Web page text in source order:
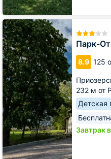
Парк-
8.9 125
232 м от
Детская
Завтрак
Парк-
Отель
Яркое